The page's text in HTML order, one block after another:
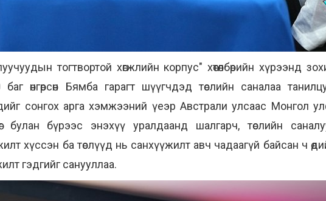
тогтвортой хөгжлийн корпус" хөтөлбөрийн хүрээнд
Бямба гарагт шүүгчдэд төслийн саналаа
сонгох арга хэмжээний үеэр Австрали улсаас Монгол
бүрээс энэхүү уралдаанд шалгарч, төслийн
хүссэн ба төслүүд нь санхүүжилт авч чадаагүй байсан ч
гэдгийг санууллаа.